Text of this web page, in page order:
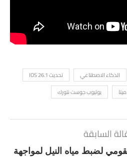
الذكاء الاصطناعي
تحديث IOS 26.1
ميتا يوتيوب جوست نتورك
السابقة
لضبط مياه النيل لمواجهة